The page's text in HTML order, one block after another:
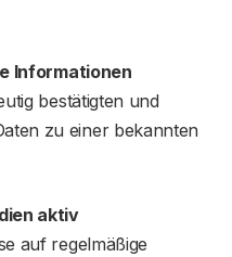
Informationen
bestätigten und
zu einer bekannten
aktiv
auf regelmäßige